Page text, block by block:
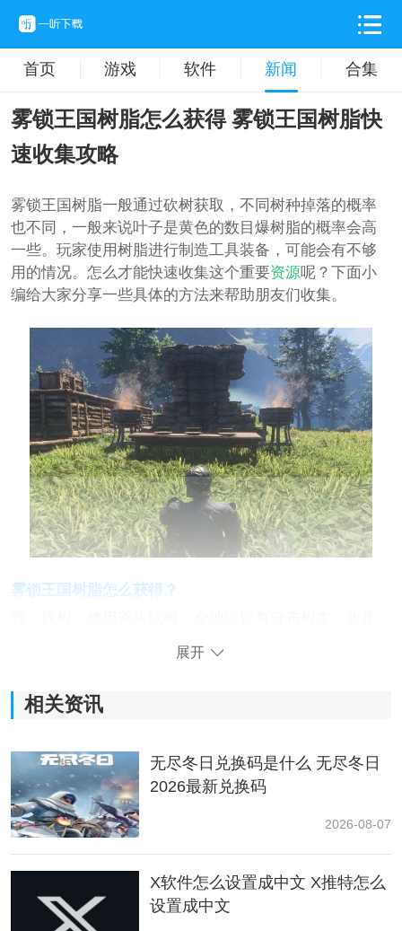
首页 游戏 软件 新闻 合集
雾锁王国树脂怎么获得 雾锁王国树脂快
速收集攻略
雾锁王国树脂一般通过砍树获取，不同树种掉落的概率
也不同，一般来说叶子是黄色的数目爆树脂的概率会高
一些。玩家使用树脂进行制造工具装备，可能会有不够
用的情况。怎么才能快速收集这个重要资源呢？下面小
编给大家分享一些具体的方法来帮助朋友们收集。
雾锁王国树脂怎么获得？
都是前期比较重要的材料。
1、但并不是每颗树都能掉落树脂，很多时候掉不掉和掉
展开
相关资讯
无尽冬日兑换码是什么 无尽冬日
2026最新兑换码
2026-08-07
X软件怎么设置成中文 X推特怎么
设置成中文